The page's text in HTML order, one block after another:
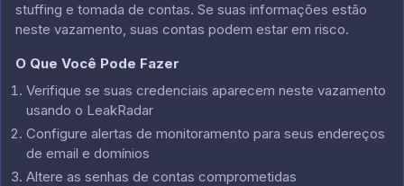
stuffing e tomada de contas. Se suas informações estão
neste vazamento, suas contas podem estar em risco.
O Que Você Pode Fazer
Verifique se suas credenciais aparecem neste vazamento
usando o LeakRadar
Configure alertas de monitoramento para seus endereços
de email e domínios
Altere as senhas de contas comprometidas